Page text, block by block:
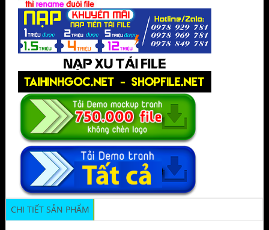
CHI TIẾT SẢN PHẨM